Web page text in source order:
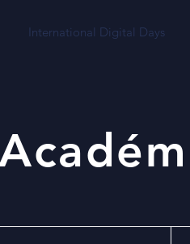
International Digital Days